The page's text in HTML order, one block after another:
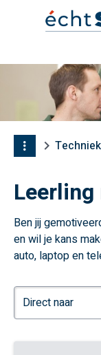
Techniek
Ben jij
en wil je kans
auto, laptop en
Direct naar